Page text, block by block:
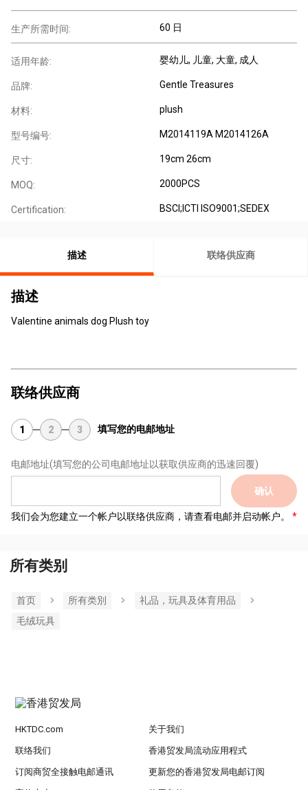
生产所需时间: 60 日
适用年龄: 婴幼儿, 儿童, 大童, 成人
品牌: Gentle Treasures
材料: plush
型号编号: M2014119A M2014126A
尺寸: 19cm 26cm
MOQ: 2000PCS
Certification: BSCI;ICTI ISO9001;SEDEX
描述 联络供应商
描述
Valentine animals dog Plush toy
联络供应商
1 2 3 填写您的电邮地址
电邮地址(填写您的公司电邮地址以获取供应商的迅速回覆)
确认
我们会为您建立一个帐户以联络供应商，请查看电邮并启动帐户。
所有类别
首页 所有类別
礼品，玩具及体育用品
毛绒玩具
HKTDC.com 关于我们
联络我们 香港贸发局流动应用程式
订阅商贸全接触电邮通讯 更新您的香港贸发局电邮订阅